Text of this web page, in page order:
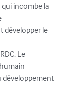
incombe la
développer le
Le
développement